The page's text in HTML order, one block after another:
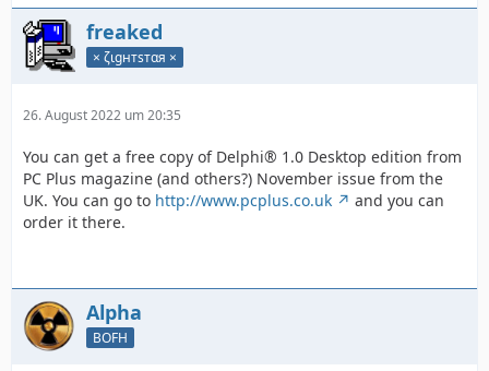
freaked
× ζιgнтѕтαя ×
26. August 2022 um 20:35
You can get a free copy of Delphi® 1.0 Desktop edition from
PC Plus magazine (and others?) November issue from the
UK. You can go to http://www.pcplus.co.uk
and you can
order it there.
Alpha
BOFH